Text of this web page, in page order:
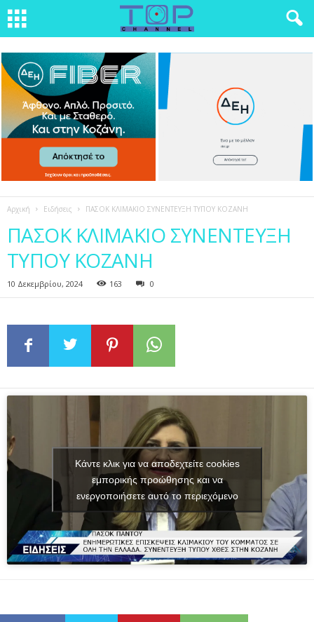
Αρχική Ειδήσεις ΠΑΣΟΚ ΚΛΙΜΑΚΙΟ ΣΥΝΕΝΤΕΥΞΗ ΤΥΠΟΥ ΚΟΖΑΝΗ
ΠΑΣΟΚ ΚΛΙΜΑΚΙΟ ΣΥΝΕΝΤΕΥΞΗ
ΤΥΠΟΥ ΚΟΖΑΝΗ
10 Δεκεμβρίου, 2024 163 0
Κάντε κλικ για να αποδεχτείτε cookies
εμπορικής προώθησης και να
ενεργοποιήσετε αυτό το περιεχόμενο